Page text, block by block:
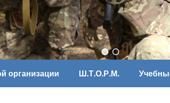
организации Ш.Т.О.Р.М.